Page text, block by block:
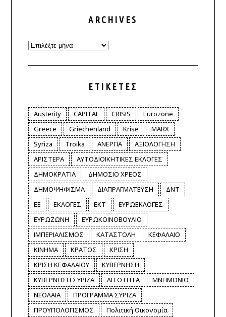
ARCHIVES
Archives
ΕΤΙΚΈΤΕΣ
Austerity CAPITAL CRISIS
Eurozone
Greece
Griechenland Krise
MARX
Syriza
Troika ΑΝΕΡΓΙΑ
ΑΞΙΟΛΟΓΗΣΗ
ΑΡΙΣΤΕΡΑ
ΑΥΤΟΔΙΟΙΚΗΤΙΚΕΣ ΕΚΛΟΓΕΣ
ΔΗΜΟΚΡΑΤΙΑ
ΔΗΜΟΣΙΟ ΧΡΕΟΣ
ΔΗΜΟΨΗΦΙΣΜΑ
ΔΙΑΠΡΑΓΜΑΤΕΥΣΗ
ΔΝΤ
ΕΕ
ΕΚΛΟΓΕΣ ΕΚΤ
ΕΥΡΩΕΚΛΟΓΕΣ
ΕΥΡΩΖΩΝΗ
ΕΥΡΩΚΟΙΝΟΒΟΥΛΙΟ
ΙΜΠΕΡΙΑΛΙΣΜΟΣ
ΚΑΤΑΣΤΟΛΗ
ΚΕΦΑΛΑΙΟ
ΚΙΝΗΜΑ
ΚΡΑΤΟΣ
ΚΡΙΣΗ
ΚΡΙΣΗ ΚΕΦΑΛΑΙΟΥ
ΚΥΒΕΡΝΗΣΗ
ΚΥΒΕΡΝΗΣΗ ΣΥΡΙΖΑ
ΛΙΤΟΤΗΤΑ
ΜΝΗΜΟΝΙΟ
ΝΕΟΛΑΙΑ
ΠΡΟΓΡΑΜΜΑ ΣΥΡΙΖΑ
ΠΡΟΥΠΟΛΟΓΙΣΜΟΣ
Πολιτική Οικονομία